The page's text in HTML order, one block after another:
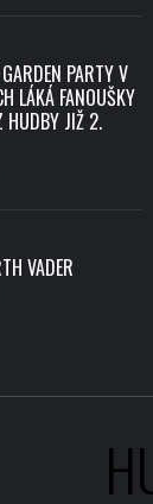
PARTY V
LÁKÁ FANOUŠKY
HUDBY JIŽ 2.
VADER